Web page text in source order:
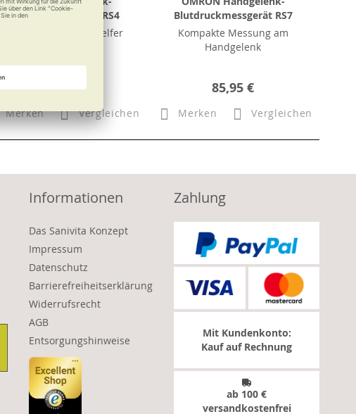
Blutdruckmessgerät RS4
Zuverlässiger Alltagshelfer
51,50 €
Merken Vergleichen
Blutdruckmessgerät RS7
Kompakte Messung am
Handgelenk
85,95 €
Merken Vergleichen
Informationen
Das Sanivita Konzept
Impressum
Datenschutz
Barrierefreiheitserklärung
Widerrufsrecht
AGB
Entsorgungshinweise
Zahlung
Mit Kundenkonto:
Kauf auf Rechnung
ab 100 €
versandkostenfrei